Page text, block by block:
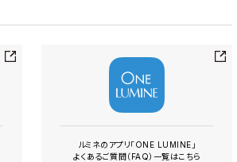
ルミネのアプリ「ONE LUMINE」
よくあるご質問（FAQ）一覧はこちら